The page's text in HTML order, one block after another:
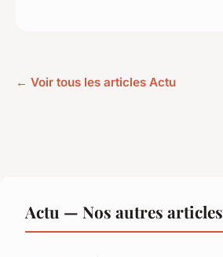
← Voir tous les articles Actu
Actu — Nos autres articles